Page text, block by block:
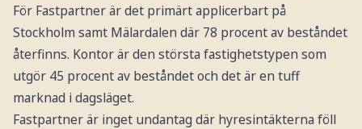
För Fastpartner är det primärt applicerbart på
Stockholm samt Mälardalen där 78 procent av beståndet
återfinns. Kontor är den största fastighetstypen som
utgör 45 procent av beståndet och det är en tuff
marknad i dagsläget.
Fastpartner är inget undantag där hyresintäkterna föll